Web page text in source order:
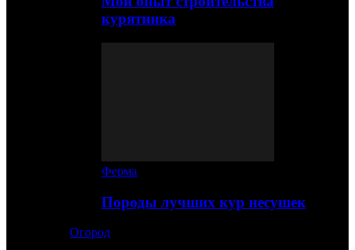
курятника
Ферма
Породы лучших кур несушек
Огород